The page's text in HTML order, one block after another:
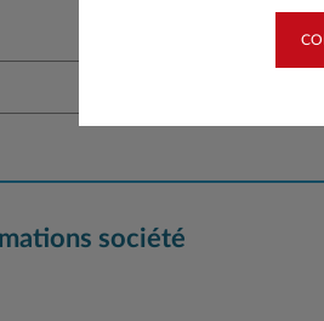
société